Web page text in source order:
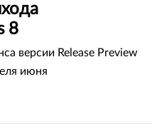
8
версии Release Preview
июня